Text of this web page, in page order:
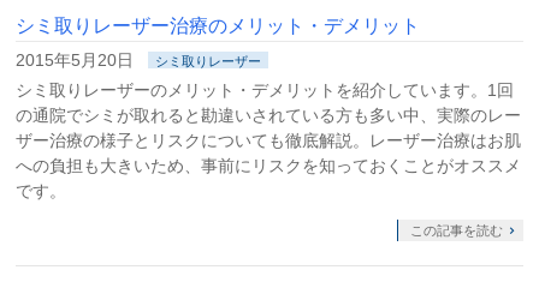
シミ取りレーザー治療のメリット・デメリット
2015年5月20日 シミ取りレーザー
シミ取りレーザーのメリット・デメリットを紹介しています。1回
の通院でシミが取れると勘違いされている方も多い中、実際のレー
ザー治療の様子とリスクについても徹底解説。レーザー治療はお肌
への負担も大きいため、事前にリスクを知っておくことがオススメ
です。
この記事を読む